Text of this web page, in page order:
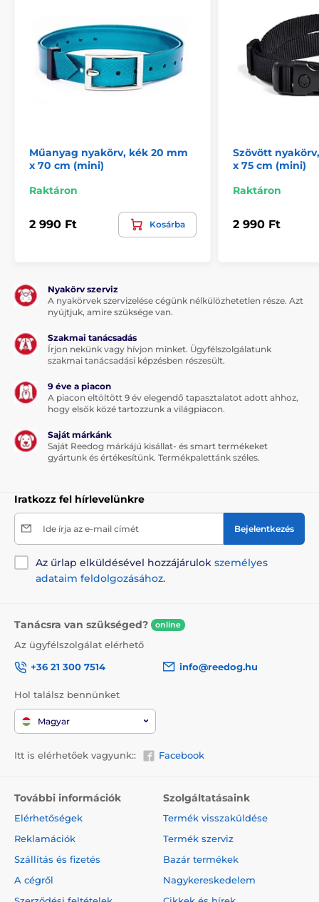
A műszaki specifikációk előzetes értesítés nélkül
változhatnak. A képek csak illusztrációk.
Tartozékok kiképző nyakörvek
Nyakörvek
Műanyag nyakörv, kék 20 mm
x 70 cm (mini)
Raktáron
2 990 Ft Kosárba
Szövött
x 75 cm (mini)
Raktáron
2 990 Ft
Nyakörv szerviz
A nyakörvek szervizelése cégünk nélkülözhetetlen része. Azt
nyújtjuk, amire szüksége van.
Szakmai tanácsadás
Írjon nekünk vagy hívjon minket. Ügyfélszolgálatunk
szakmai tanácsadási képzésben részesült.
9 éve a piacon
A piacon eltöltött 9 év elegendő tapasztalatot adott ahhoz,
hogy elsők közé tartozzunk a világpiacon.
Saját márkánk
Saját Reedog márkájú kisállat- és smart termékeket
gyártunk és értékesítünk. Termékpalettánk széles.
Iratkozz fel hírlevelünkre
Ide írja az e-mail címét Bejelentkezés
Az űrlap elküldésével hozzájárulok személyes
adataim feldolgozásához.
Tanácsra van szükséged? online
Az ügyfélszolgálat elérhető
+36 21 300 7514
info@reedog.hu
Hol találsz bennünket
Magyar
Itt is elérhetőek vagyunk:: Facebook
További információk
Elérhetőségek
Reklamációk
Szállítás és fizetés
A cégről
Szolgáltatásaink
Termék visszaküldése
Termék szerviz
Bazár termékek
Nagykereskedelem